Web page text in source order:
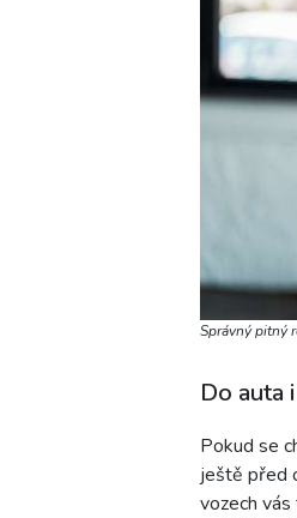
Správný pitný
Do auta
Pokud se
ještě před
vozech